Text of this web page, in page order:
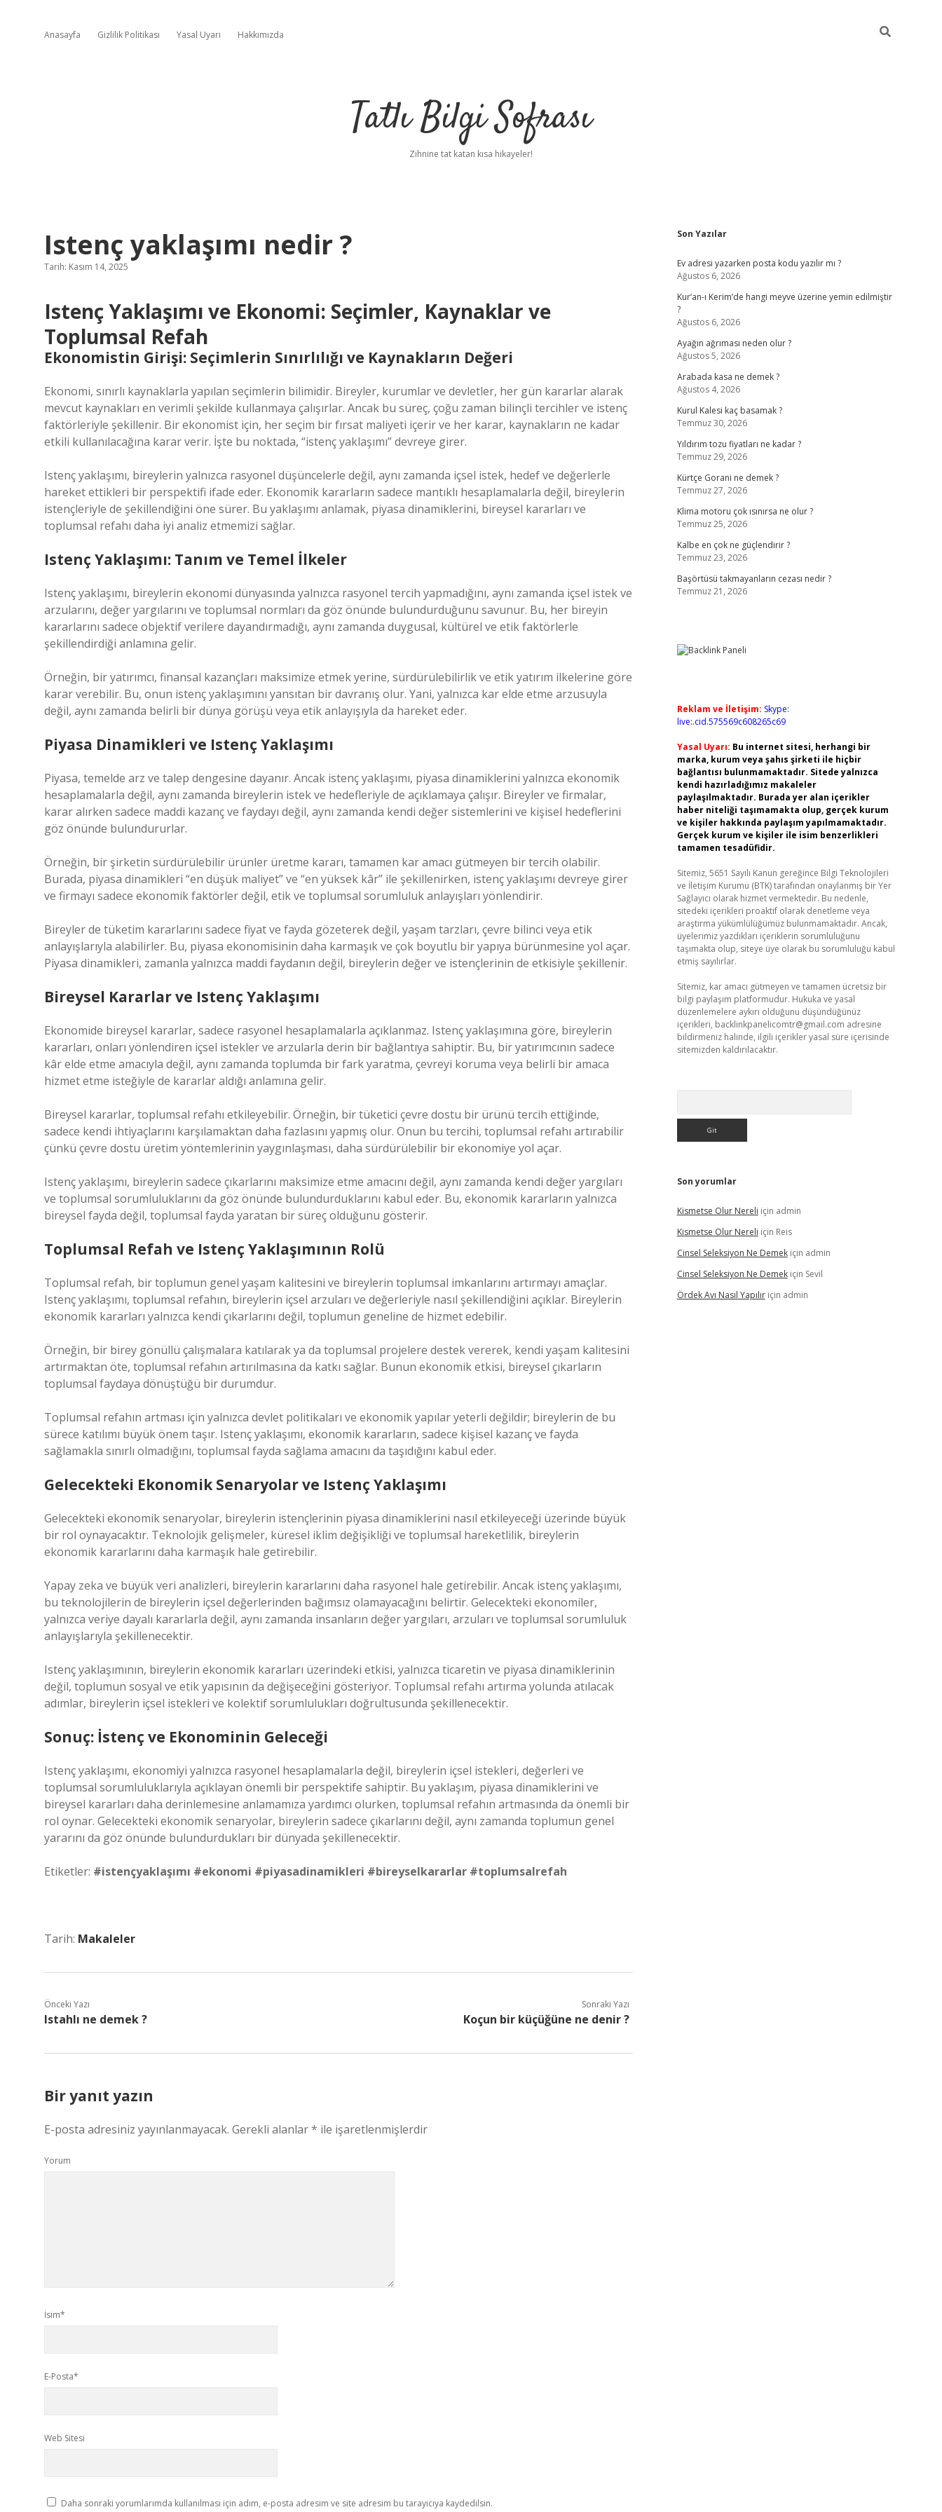
Anasayfa Gizlilik Politikası Yasal Uyarı Hakkımızda
Tatlı Bilgi Sofrası
Zihnine tat katan kısa hikayeler!
Istenç yaklaşımı nedir ?
Tarih: Kasım 14, 2025
Istenç Yaklaşımı ve Ekonomi: Seçimler, Kaynaklar ve
Toplumsal Refah
Ekonomistin Girişi: Seçimlerin Sınırlılığı ve Kaynakların Değeri
Ekonomi, sınırlı kaynaklarla yapılan seçimlerin bilimidir. Bireyler, kurumlar ve devletler, her gün kararlar alarak
mevcut kaynakları en verimli şekilde kullanmaya çalışırlar. Ancak bu süreç, çoğu zaman bilinçli tercihler ve istenç
faktörleriyle şekillenir. Bir ekonomist için, her seçim bir fırsat maliyeti içerir ve her karar, kaynakların ne kadar
etkili kullanılacağına karar verir. İşte bu noktada, “istenç yaklaşımı” devreye girer.
Istenç yaklaşımı, bireylerin yalnızca rasyonel düşüncelerle değil, aynı zamanda içsel istek, hedef ve değerlerle
hareket ettikleri bir perspektifi ifade eder. Ekonomik kararların sadece mantıklı hesaplamalarla değil, bireylerin
istençleriyle de şekillendiğini öne sürer. Bu yaklaşımı anlamak, piyasa dinamiklerini, bireysel kararları ve
toplumsal refahı daha iyi analiz etmemizi sağlar.
Istenç Yaklaşımı: Tanım ve Temel İlkeler
Istenç yaklaşımı, bireylerin ekonomi dünyasında yalnızca rasyonel tercih yapmadığını, aynı zamanda içsel istek ve
arzularını, değer yargılarını ve toplumsal normları da göz önünde bulundurduğunu savunur. Bu, her bireyin
kararlarını sadece objektif verilere dayandırmadığı, aynı zamanda duygusal, kültürel ve etik faktörlerle
şekillendirdiği anlamına gelir.
Örneğin, bir yatırımcı, finansal kazançları maksimize etmek yerine, sürdürülebilirlik ve etik yatırım ilkelerine göre
karar verebilir. Bu, onun istenç yaklaşımını yansıtan bir davranış olur. Yani, yalnızca kar elde etme arzusuyla
değil, aynı zamanda belirli bir dünya görüşü veya etik anlayışıyla da hareket eder.
Piyasa Dinamikleri ve Istenç Yaklaşımı
Piyasa, temelde arz ve talep dengesine dayanır. Ancak istenç yaklaşımı, piyasa dinamiklerini yalnızca ekonomik
hesaplamalarla değil, aynı zamanda bireylerin istek ve hedefleriyle de açıklamaya çalışır. Bireyler ve firmalar,
karar alırken sadece maddi kazanç ve faydayı değil, aynı zamanda kendi değer sistemlerini ve kişisel hedeflerini
göz önünde bulundururlar.
Örneğin, bir şirketin sürdürülebilir ürünler üretme kararı, tamamen kar amacı gütmeyen bir tercih olabilir.
Burada, piyasa dinamikleri “en düşük maliyet” ve “en yüksek kâr” ile şekillenirken, istenç yaklaşımı devreye girer
ve firmayı sadece ekonomik faktörler değil, etik ve toplumsal sorumluluk anlayışları yönlendirir.
Bireyler de tüketim kararlarını sadece fiyat ve fayda gözeterek değil, yaşam tarzları, çevre bilinci veya etik
anlayışlarıyla alabilirler. Bu, piyasa ekonomisinin daha karmaşık ve çok boyutlu bir yapıya bürünmesine yol açar.
Piyasa dinamikleri, zamanla yalnızca maddi faydanın değil, bireylerin değer ve istençlerinin de etkisiyle şekillenir.
Bireysel Kararlar ve Istenç Yaklaşımı
Ekonomide bireysel kararlar, sadece rasyonel hesaplamalarla açıklanmaz. Istenç yaklaşımına göre, bireylerin
kararları, onları yönlendiren içsel istekler ve arzularla derin bir bağlantıya sahiptir. Bu, bir yatırımcının sadece
kâr elde etme amacıyla değil, aynı zamanda toplumda bir fark yaratma, çevreyi koruma veya belirli bir amaca
hizmet etme isteğiyle de kararlar aldığı anlamına gelir.
Bireysel kararlar, toplumsal refahı etkileyebilir. Örneğin, bir tüketici çevre dostu bir ürünü tercih ettiğinde,
sadece kendi ihtiyaçlarını karşılamaktan daha fazlasını yapmış olur. Onun bu tercihi, toplumsal refahı artırabilir
çünkü çevre dostu üretim yöntemlerinin yaygınlaşması, daha sürdürülebilir bir ekonomiye yol açar.
Istenç yaklaşımı, bireylerin sadece çıkarlarını maksimize etme amacını değil, aynı zamanda kendi değer yargıları
ve toplumsal sorumluluklarını da göz önünde bulundurduklarını kabul eder. Bu, ekonomik kararların yalnızca
bireysel fayda değil, toplumsal fayda yaratan bir süreç olduğunu gösterir.
Toplumsal Refah ve Istenç Yaklaşımının Rolü
Toplumsal refah, bir toplumun genel yaşam kalitesini ve bireylerin toplumsal imkanlarını artırmayı amaçlar.
Istenç yaklaşımı, toplumsal refahın, bireylerin içsel arzuları ve değerleriyle nasıl şekillendiğini açıklar. Bireylerin
ekonomik kararları yalnızca kendi çıkarlarını değil, toplumun geneline de hizmet edebilir.
Örneğin, bir birey gönüllü çalışmalara katılarak ya da toplumsal projelere destek vererek, kendi yaşam kalitesini
artırmaktan öte, toplumsal refahın artırılmasına da katkı sağlar. Bunun ekonomik etkisi, bireysel çıkarların
toplumsal faydaya dönüştüğü bir durumdur.
Toplumsal refahın artması için yalnızca devlet politikaları ve ekonomik yapılar yeterli değildir; bireylerin de bu
sürece katılımı büyük önem taşır. Istenç yaklaşımı, ekonomik kararların, sadece kişisel kazanç ve fayda
sağlamakla sınırlı olmadığını, toplumsal fayda sağlama amacını da taşıdığını kabul eder.
Gelecekteki Ekonomik Senaryolar ve Istenç Yaklaşımı
Gelecekteki ekonomik senaryolar, bireylerin istençlerinin piyasa dinamiklerini nasıl etkileyeceği üzerinde büyük
bir rol oynayacaktır. Teknolojik gelişmeler, küresel iklim değişikliği ve toplumsal hareketlilik, bireylerin
ekonomik kararlarını daha karmaşık hale getirebilir.
Yapay zeka ve büyük veri analizleri, bireylerin kararlarını daha rasyonel hale getirebilir. Ancak istenç yaklaşımı,
bu teknolojilerin de bireylerin içsel değerlerinden bağımsız olamayacağını belirtir. Gelecekteki ekonomiler,
yalnızca veriye dayalı kararlarla değil, aynı zamanda insanların değer yargıları, arzuları ve toplumsal sorumluluk
anlayışlarıyla şekillenecektir.
Istenç yaklaşımının, bireylerin ekonomik kararları üzerindeki etkisi, yalnızca ticaretin ve piyasa dinamiklerinin
değil, toplumun sosyal ve etik yapısının da değişeceğini gösteriyor. Toplumsal refahı artırma yolunda atılacak
adımlar, bireylerin içsel istekleri ve kolektif sorumlulukları doğrultusunda şekillenecektir.
Sonuç: İstenç ve Ekonominin Geleceği
Istenç yaklaşımı, ekonomiyi yalnızca rasyonel hesaplamalarla değil, bireylerin içsel istekleri, değerleri ve
toplumsal sorumluluklarıyla açıklayan önemli bir perspektife sahiptir. Bu yaklaşım, piyasa dinamiklerini ve
bireysel kararları daha derinlemesine anlamamıza yardımcı olurken, toplumsal refahın artmasında da önemli bir
rol oynar. Gelecekteki ekonomik senaryolar, bireylerin sadece çıkarlarını değil, aynı zamanda toplumun genel
yararını da göz önünde bulundurdukları bir dünyada şekillenecektir.
Etiketler: #istençyaklaşımı #ekonomi #piyasadinamikleri #bireyselkararlar #toplumsalrefah
Tarih: Makaleler
Önceki Yazı
Istahlı ne demek ?
Sonraki Yazı
Koçun bir küçüğüne ne denir ?
Bir yanıt yazın
E-posta adresiniz yayınlanmayacak. Gerekli alanlar* ile işaretlenmişlerdir
Yorum
İsim*
E-Posta*
Web Sitesi
Daha sonraki yorumlarımda kullanılması için adım, e-posta adresim ve site adresim bu tarayıcıya kaydedilsin.
Sidebar
Son Yazılar
Ev adresi yazarken posta kodu yazılır mı ?
Ağustos 6, 2026
Kur’an-ı Kerim’de hangi meyve üzerine yemin edilmiştir
?
Ağustos 6, 2026
Ayağın ağrıması neden olur ?
Ağustos 5, 2026
Arabada kasa ne demek ?
Ağustos 4, 2026
Kurul Kalesi kaç basamak ?
Temmuz 30, 2026
Yıldırım tozu fiyatları ne kadar ?
Temmuz 29, 2026
Kürtçe Gorani ne demek ?
Temmuz 27, 2026
Klima motoru çok ısınırsa ne olur ?
Temmuz 25, 2026
Kalbe en çok ne güçlendirir ?
Temmuz 23, 2026
Başörtüsü takmayanların cezası nedir ?
Temmuz 21, 2026
Reklam ve İletişim: Skype:
live:.cid.575569c608265c69
Yasal Uyarı: Bu internet sitesi, herhangi bir
marka, kurum veya şahıs şirketi ile hiçbir
bağlantısı bulunmamaktadır. Sitede yalnızca
kendi hazırladığımız makaleler
paylaşılmaktadır. Burada yer alan içerikler
haber niteliği taşımamakta olup, gerçek kurum
ve kişiler hakkında paylaşım yapılmamaktadır.
Gerçek kurum ve kişiler ile isim benzerlikleri
tamamen tesadüfidir.
Sitemiz, 5651 Sayılı Kanun gereğince Bilgi Teknolojileri
ve İletişim Kurumu (BTK) tarafından onaylanmış bir Yer
Sağlayıcı olarak hizmet vermektedir. Bu nedenle,
sitedeki içerikleri proaktif olarak denetleme veya
araştırma yükümlülüğümüz bulunmamaktadır. Ancak,
üyelerimiz yazdıkları içeriklerin sorumluluğunu
taşımakta olup, siteye üye olarak bu sorumluluğu kabul
etmiş sayılırlar.
Sitemiz, kar amacı gütmeyen ve tamamen ücretsiz bir
bilgi paylaşım platformudur. Hukuka ve yasal
düzenlemelere aykırı olduğunu düşündüğünüz
içerikleri, backlinkpanelicomtr@gmail.com adresine
bildirmeniz halinde, ilgili içerikler yasal süre içerisinde
sitemizden kaldırılacaktır.
Son yorumlar
Kismetse Olur Nereli için admin
Kismetse Olur Nereli için Reis
Cinsel Seleksiyon Ne Demekiçin admin
Cinsel Seleksiyon Ne Demekiçin Sevil
Ördek Avı Nasıl Yapılıriçin admin